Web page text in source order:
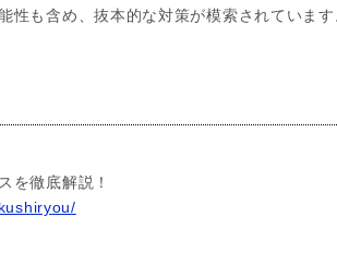
も含め、抜本的な対策が模索されています
を徹底解説！